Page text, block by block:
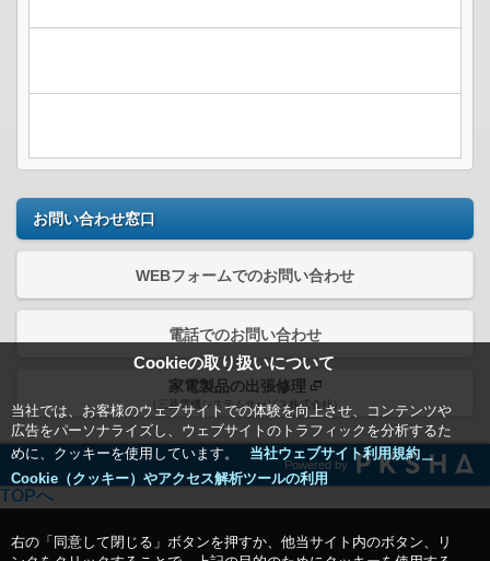
Cookieの取り扱いについて
当社では、お客様のウェブサイトでの体験を向上させ、コンテンツや
広告をパーソナライズし、ウェブサイトのトラフィックを分析するた
めに、クッキーを使用しています。
当社ウェブサイト利用規約＿
Cookie（クッキー）やアクセス解析ツールの利用
右の「同意して閉じる」ボタンを押すか、他当サイト内のボタン、リ
お問い合わせ窓口
WEBフォームでのお問い合わせ
電話でのお問い合わせ
家電製品の出張修理
（三菱電機システムサービス株式会社）
Powered by
TOPへ